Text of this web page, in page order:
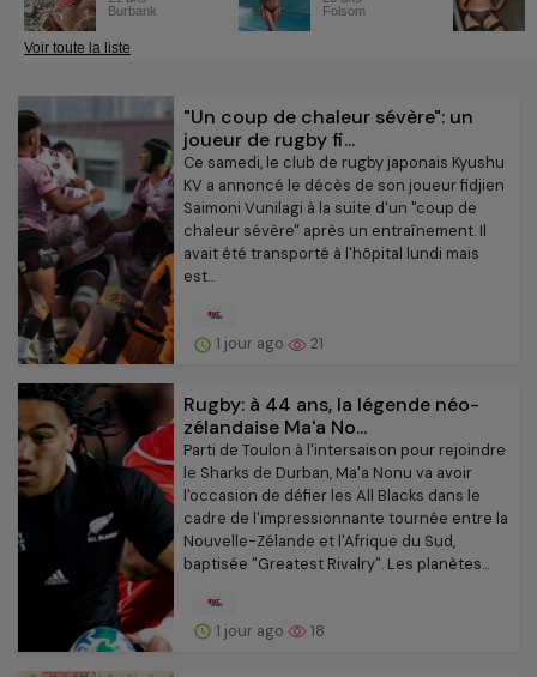
"Un coup de chaleur sévère": un
joueur de rugby fi...
Ce samedi, le club de rugby japonais Kyushu
KV a annoncé le décès de son joueur fidjien
Saimoni Vunilagi à la suite d'un "coup de
chaleur sévère" après un entraînement. Il
avait été transporté à l'hôpital lundi mais
est...
1 jour ago 21
Rugby: à 44 ans, la légende néo-
zélandaise Ma'a No...
Parti de Toulon à l'intersaison pour rejoindre
le Sharks de Durban, Ma'a Nonu va avoir
l'occasion de défier les All Blacks dans le
cadre de l'impressionnante tournée entre la
Nouvelle-Zélande et l'Afrique du Sud,
baptisée "Greatest Rivalry". Les planètes...
1 jour ago 18